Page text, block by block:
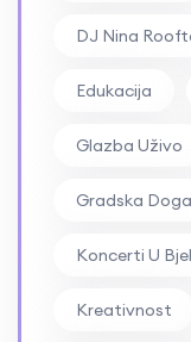
DJ Nina
Edukacija
Glazba Uživo
Gradska
Koncerti U
Kreativnost